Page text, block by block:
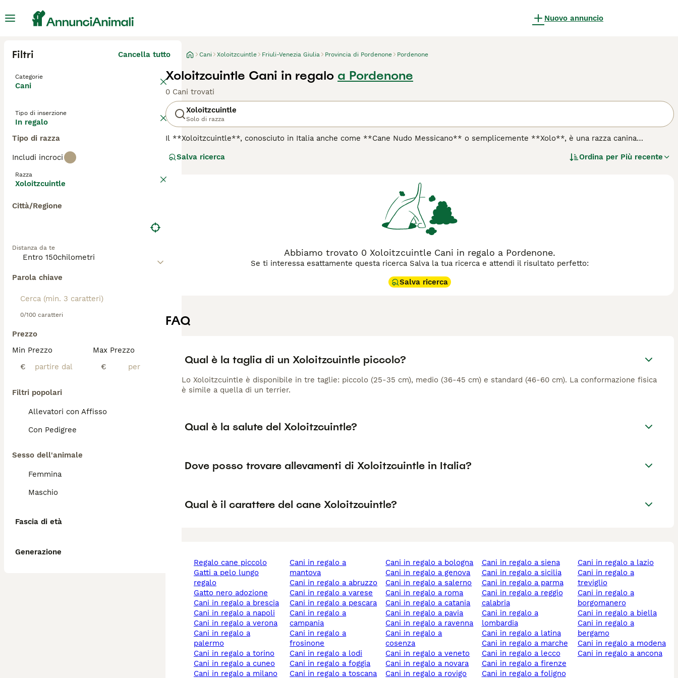
Nuovo annuncio
Filtri Cancella tutto
Categorie
Cani
Tipo di inserzione
In regalo
Tipo di razza
Includi incroci
Razza
Xoloitzcuintle
Città/Regione
Distanza da te
Parola chiave
0/100 caratteri
Prezzo
Min Prezzo
€
Max Prezzo
€
Filtri popolari
Allevatori con Affisso
Con Pedigree
Sesso dell'animale
Femmina
Maschio
Fascia di età
Generazione
Cani Xoloitzcuintle Friuli-Venezia Giulia Provincia di Pordenone Pordenone
Xoloitzcuintle Cani in regalo a Pordenone
0 Cani trovati
Xoloitzcuintle
Solo di razza
Il **Xoloitzcuintle**, conosciuto in Italia anche come **Cane Nudo Messicano** o semplicemente **Xolo**, è una razza canina
utilizzata come guida delle anime nell'aldilà. Caratterizzato da un aspetto unico, il Xolo può essere sia senza pelo, con pelle liscia e
taglie: toy, miniatura e standard. Dal punto di vista del temperamento, il **Xolo** è un cane fedele, intelligente e riservato, spesso
distaccato con gli estranei ma molto affettuoso con la famiglia. Adatto a chi cerca un compagno tranquillo e attento, richiede attenzioni
particolari per la cura della pelle, soprattutto nella varietà senza pelo, che necessita di protezione dal sole e dal freddo. Il
**Xoloitzcuintle** è ideale per persone che apprezzano una razza unica, con un carattere equilibrato e una storia millenaria.
Salva ricerca Ordina per Più recente
Abbiamo trovato 0 Xoloitzcuintle Cani in regalo a Pordenone.
Se ti interessa esattamente questa ricerca Salva la tua ricerca e attendi il risultato perfetto:
Salva ricerca
FAQ
Qual è la taglia di un Xoloitzcuintle piccolo?
Lo Xoloitzcuintle è disponibile in tre taglie: piccolo (25-35 cm), medio (36-45 cm) e standard (46-60 cm). La conformazione fisica
è simile a quella di un terrier.
Qual è la salute del Xoloitzcuintle?
Dove posso trovare allevamenti di Xoloitzcuintle in Italia?
Qual è il carattere del cane Xoloitzcuintle?
regalo cane piccolo
gatti a pelo lungo
regalo
gatto nero adozione
cani in regalo a brescia
cani in regalo a napoli
cani in regalo a verona
cani in regalo a
palermo
cani in regalo a torino
cani in regalo a cuneo
cani in regalo a milano
cani in regalo a
mantova
cani in regalo a abruzzo
cani in regalo a varese
cani in regalo a pescara
cani in regalo a
campania
cani in regalo a
frosinone
cani in regalo a lodi
cani in regalo a foggia
cani in regalo a toscana
cani in regalo a bologna
cani in regalo a genova
cani in regalo a salerno
cani in regalo a roma
cani in regalo a catania
cani in regalo a pavia
cani in regalo a ravenna
cani in regalo a
cosenza
cani in regalo a veneto
cani in regalo a novara
cani in regalo a rovigo
cani in regalo a siena
cani in regalo a sicilia
cani in regalo a parma
cani in regalo a reggio
calabria
cani in regalo a
lombardia
cani in regalo a latina
cani in regalo a marche
cani in regalo a lecco
cani in regalo a firenze
cani in regalo a foligno
cani in regalo a lazio
cani in regalo a
treviglio
cani in regalo a
borgomanero
cani in regalo a biella
cani in regalo a
bergamo
cani in regalo a modena
cani in regalo a ancona